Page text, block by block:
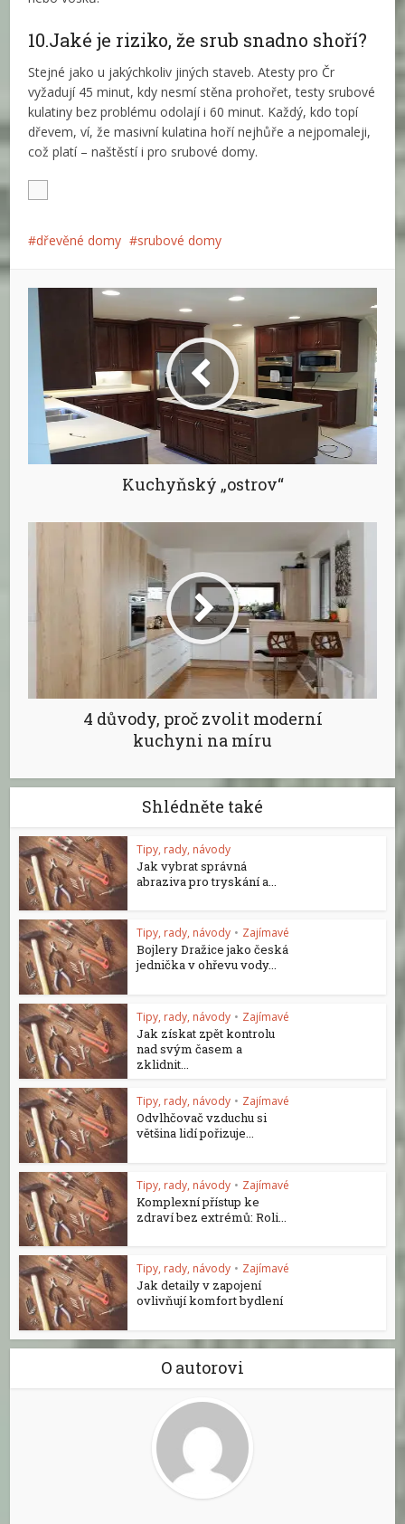
10.Jaké je riziko, že srub snadno shoří?
Stejné jako u jakýchkoliv jiných staveb. Atesty pro Čr
vyžadují 45 minut, kdy nesmí stěna prohořet, testy srubové
kulatiny bez problému odolají i 60 minut. Každý, kdo topí
dřevem, ví, že masivní kulatina hoří nejhůře a nejpomaleji,
což platí – naštěstí i pro srubové domy.
dřevěné domy srubové domy
Kuchyňský „ostrov“
4 důvody, proč zvolit moderní
kuchyni na míru
Shlédněte také
Tipy, rady, návody
Jak vybrat správná
abraziva pro tryskání a...
Tipy, rady, návody • Zajímavé
Bojlery Dražice jako česká
jednička v ohřevu vody...
Tipy, rady, návody • Zajímavé
Jak získat zpět kontrolu
nad svým časem a
zklidnit...
Tipy, rady, návody • Zajímavé
Odvlhčovač vzduchu si
většina lidí pořizuje...
Tipy, rady, návody • Zajímavé
Komplexní přístup ke
zdraví bez extrémů: Roli...
Tipy, rady, návody • Zajímavé
Jak detaily v zapojení
ovlivňují komfort bydlení
O autorovi